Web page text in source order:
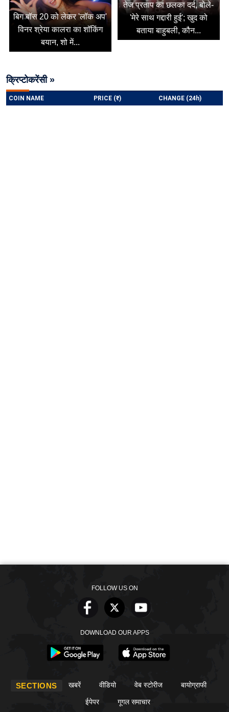
बिग बॉस 20 को लेकर 'लॉक अप'
विनर श्रेया कालरा का शॉकिंग
बयान, शो में...
तेज प्रताप का छलका दर्द, बोले-
'मेरे साथ गद्दारी हुई'; खुद को
बताया बाहुबली, कौन...
क्रिप्टोकरेंसी »
FOLLOW US ON
DOWNLOAD OUR APPS
SECTIONS खबरें वीडियो वेब स्टोरीज बायोग्राफी
ईपेपर गूगल समाचार